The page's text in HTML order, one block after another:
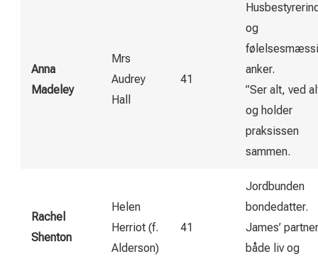
Anna
Madeley
Mrs
Audrey
Hall
41
og
anker.
”Ser alt, ved
og holder
praksissen
sammen.
Rachel
Shenton
Helen
Herriot (f.
Alderson)
41
Jordbunden
bonde­datter.
James’
både liv og